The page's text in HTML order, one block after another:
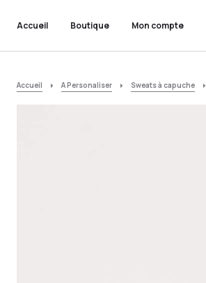
Accueil Boutique Mon compte
Accueil A Personaliser Sweats à capuche